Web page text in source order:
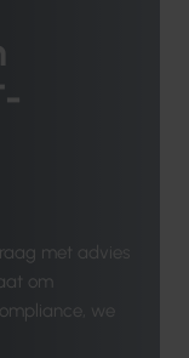
met advies
om
we